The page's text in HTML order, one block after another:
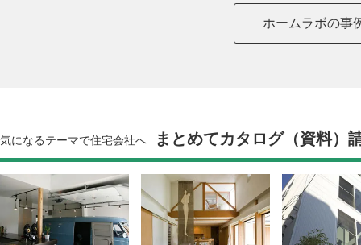
ホームラボの事
気になるテーマで住宅会社へ まとめてカタログ（資料）